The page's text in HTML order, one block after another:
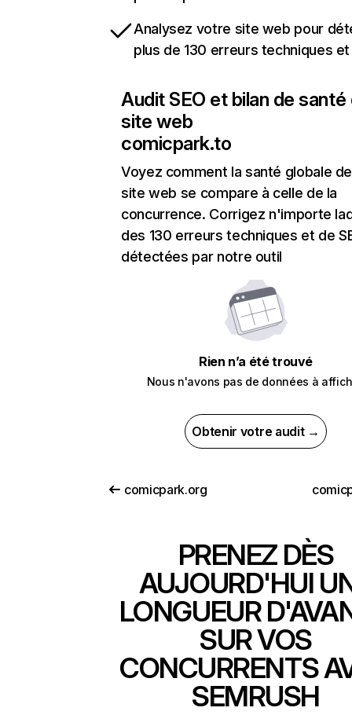
Analysez votre site web pour
plus de 130 erreurs techniques et
Audit SEO et bilan de santé
site web
comicpark.to
Voyez comment la santé globale
site web se compare à celle de la
concurrence. Corrigez n'importe
des 130 erreurs techniques et de
détectées par notre outil
Rien n’a été trouvé
Nous n'avons pas de données à
Obtenir votre audit →
comicpark.org
PRENEZ DÈS
AUJOURD'HUI
LONGUEUR
SUR VOS
CONCURRENTS
SEMRUSH